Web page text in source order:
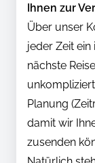
Ihnen zur
Über unser
jeder Zeit
nächste
Planung
damit wir
zusenden